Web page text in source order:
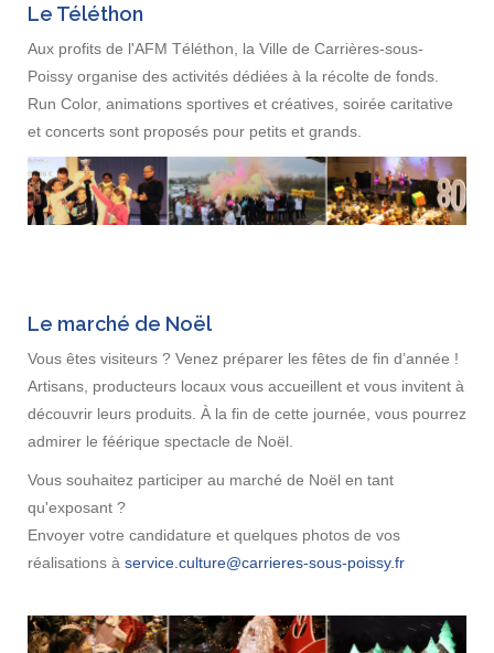
Le Téléthon
Aux profits de l'AFM Téléthon, la Ville de Carrières-sous-
Poissy organise des activités dédiées à la récolte de fonds.
Run Color, animations sportives et créatives, soirée caritative
et concerts sont proposés pour petits et grands.
Le marché de Noël
Vous êtes visiteurs ? Venez préparer les fêtes de fin d’année !
Artisans, producteurs locaux vous accueillent et vous invitent à
découvrir leurs produits. À la fin de cette journée, vous pourrez
admirer le féérique spectacle de Noël.
Vous souhaitez participer au marché de Noël en tant
qu'exposant ?
Envoyer votre candidature et quelques photos de vos
réalisations à